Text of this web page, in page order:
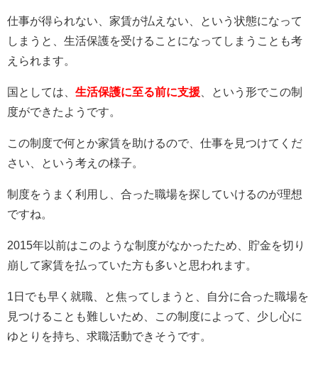
仕事が得られない、家賃が払えない、という状態になって
しまうと、生活保護を受けることになってしまうことも考
えられます。
国としては、 生活保護に至る前に支援 、という形でこの制
度ができたようです。
この制度で何とか家賃を助けるので、仕事を見つけてくだ
さい、という考えの様子。
制度をうまく利用し、合った職場を探していけるのが理想
ですね。
2015年以前はこのような制度がなかったため、貯金を切り
崩して家賃を払っていた方も多いと思われます。
1日でも早く就職、と焦ってしまうと、自分に合った職場を
見つけることも難しいため、この制度によって、少し心に
ゆとりを持ち、求職活動できそうです。